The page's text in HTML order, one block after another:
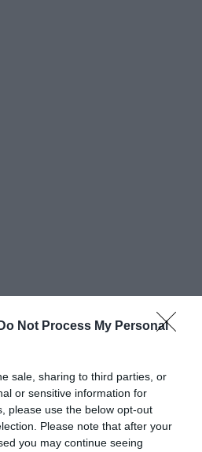
Do Not Process My Personal
sale, sharing to third parties, or
or sensitive information for
please use the below opt-out
Please note that after your
you may continue seeing